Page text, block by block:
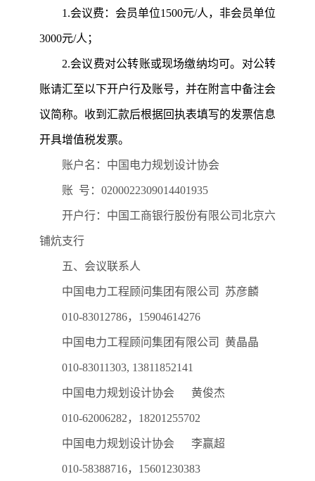
1.会议费：会员单位1500元/人，非会员单位
3000元/人；
2.会议费对公转账或现场缴纳均可。对公转
账请汇至以下开户行及账号，并在附言中备注会
议简称。收到汇款后根据回执表填写的发票信息
开具增值税发票。
账户名：中国电力规划设计协会
账 号： 0200022309014401935
开户行：中国工商银行股份有限公司北京六
铺炕支行
五、会议联系人
中国电力工程顾问集团有限公司 苏彦麟
010-83012786， 15904614276
中国电力工程顾问集团有限公司 黄晶晶
010-83011303, 13811852141
中国电力规划设计协会 黄俊杰
010-62006282， 18201255702
中国电力规划设计协会 李赢超
010-58388716， 15601230383